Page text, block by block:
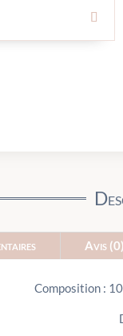
Avis (0)
Composition :